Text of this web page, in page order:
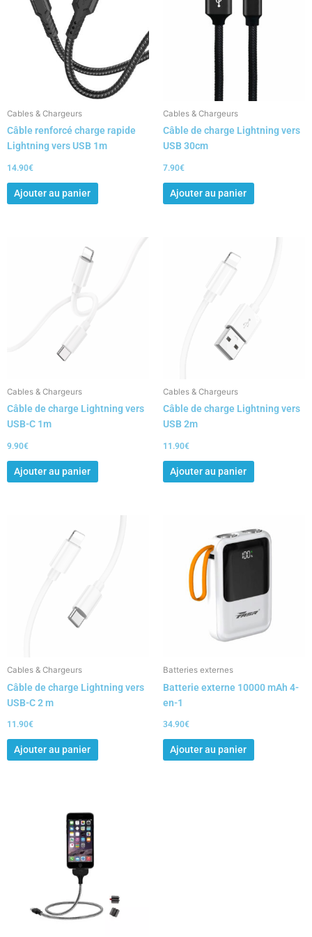
Cables & Chargeurs
Câble renforcé charge rapide
Lightning vers USB 1m
14.90€
Ajouter au panier
Cables & Chargeurs
Câble de charge Lightning vers
USB 30cm
7.90€
Ajouter au panier
Cables & Chargeurs
Câble de charge Lightning vers
USB-C 1m
9.90€
Ajouter au panier
Cables & Chargeurs
Câble de charge Lightning vers
USB 2m
11.90€
Ajouter au panier
Cables & Chargeurs
Câble de charge Lightning vers
USB-C 2 m
11.90€
Ajouter au panier
Batteries externes
Batterie externe 10000 mAh 4-
en-1
34.90€
Ajouter au panier
peuvent